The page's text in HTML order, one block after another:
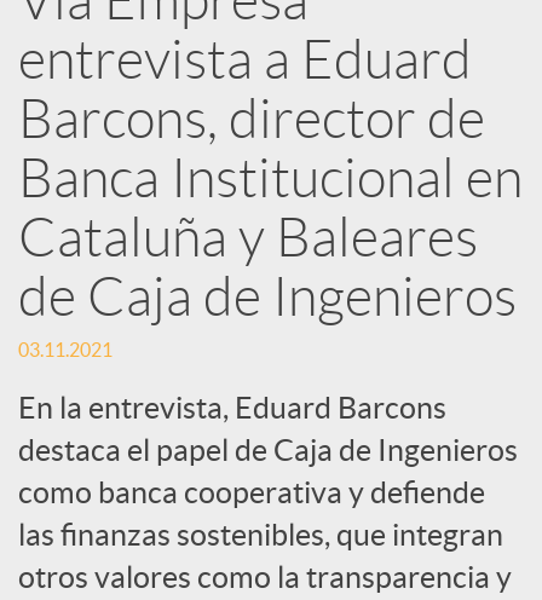
e
d
e
s
S
o
c
i
entrevista a Eduard
Barcons, director de
Banca Institucional en
Cataluña y Baleares
de Caja de Ingenieros
03.11.2021
En la entrevista, Eduard Barcons
destaca el papel de Caja de Ingenieros
como banca cooperativa y defiende
las finanzas sostenibles, que integran
otros valores como la transparencia y